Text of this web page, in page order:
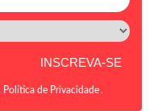
Política de Privacidade